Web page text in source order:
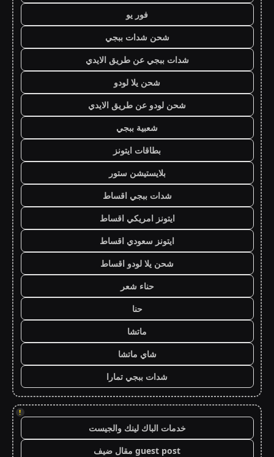
فور يو
شحن شدات ببجي
شدات ببجي عن طريق الايدي
شحن يلا لودو
شحن لودو عن طريق الايدي
شعبية ببجي
بطاقات ايتونز
بلايستيشن ستور
شدات ببجي اقساط
ايتونز امريكي اقساط
ايتونز سعودي اقساط
شحن يلا لودو اقساط
حناء شعر
حنا
ماتشا
شاي ماتشا
شدات ببجي تمارا
!
خدمات الباك لينك والجيست
guest post مقال ضيف